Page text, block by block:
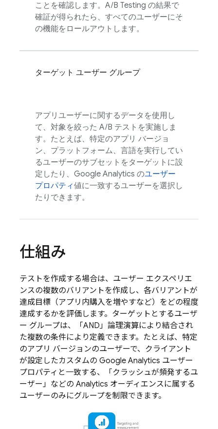
ことを確認します。 A/B Testing の結果で
確証が得られたら、すべてのユーザーにそ
の機能をロールアウトします。
ターゲット ユーザー グループ
アプリユーザーに関するデータを使用し
て、対象を絞った A/B テストを実施しま
す。たとえば、特定のアプリ バージョ
ン、プラットフォーム、言語を実行してい
るユーザーのサブセットをターゲットに設
定したり、 Google Analytics のユーザー
プロパティ値に一致するユーザーを選択し
たりできます。
仕組み
テストを作成する場合は、ユーザー エクスペリエ
ンスの複数のバリアントを作成し、各バリアントが
達成目標（アプリ内購入を増やすなど）をどの程度
達成するかを評価します。ターゲットとするユーザ
ー グループは、「AND」論理演算により結合され
た複数の条件により定義できます。たとえば、特定
のアプリ バージョンのユーザーで、クライアント
が設定したカスタムの Google Analytics ユーザー
プロパティと一致する、「クラッシュが頻発するユ
ーザー」などの Analytics オーディエンスに属する
ユーザーのみにグループを制限できます。